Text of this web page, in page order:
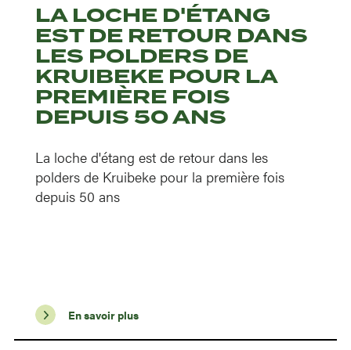
LA LOCHE D'ÉTANG
EST DE RETOUR DANS
LES POLDERS DE
KRUIBEKE POUR LA
PREMIÈRE FOIS
DEPUIS 50 ANS
La loche d'étang est de retour dans les
polders de Kruibeke pour la première fois
depuis 50 ans
En savoir plus